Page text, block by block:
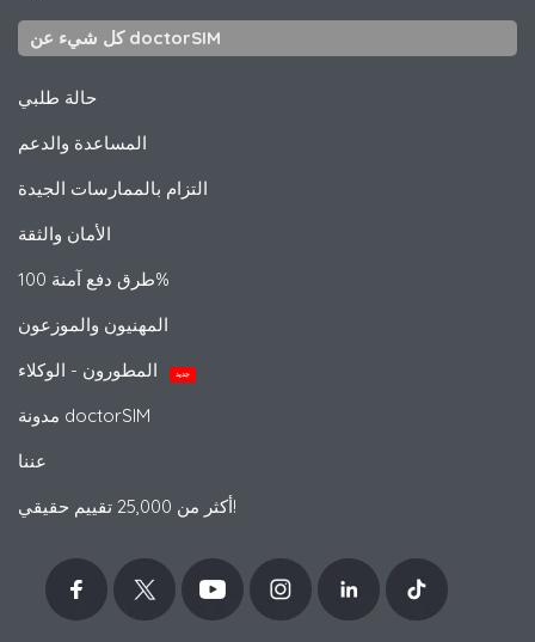
كل شيء عن doctorSIM
حالة طلبي
المساعدة والدعم
التزام بالممارسات الجيدة
الأمان والثقة
طرق دفع آمنة 100%
المهنيون والموزعون
جديد
مدونة doctorSIM
عننا
أكثر من 25,000 تقييم حقيقي!